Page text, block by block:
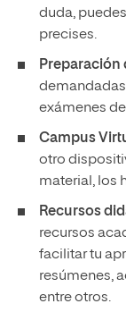
duda,
precises.
exámenes
Campus
otro
material, los
Recursos
recursos
facilitar tu
resúmenes,
entre otros.